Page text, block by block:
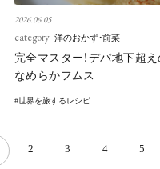
2026.06.05
category 洋のおかず・前菜
完全マスター！デパ地下超え
なめらかフムス
世界を旅するレシピ
2 3 4 5